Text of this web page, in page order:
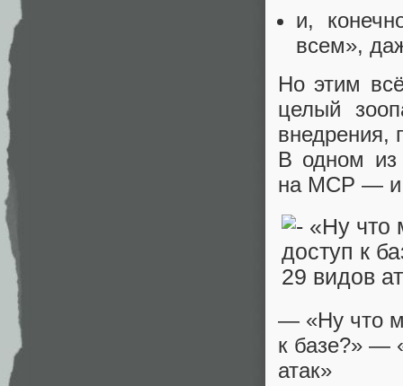
и,
всем»,
Но этим
целый
внедрения,
В одном из
на MCP — и
— «Ну что
к базе?» —
атак»